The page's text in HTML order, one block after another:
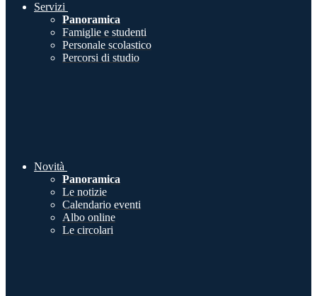
Servizi
Panoramica
Famiglie e studenti
Personale scolastico
Percorsi di studio
Novità
Panoramica
Le notizie
Calendario eventi
Albo online
Le circolari